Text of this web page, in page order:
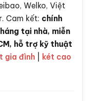
Welko, Việt
Cam kết: chính
tại nhà, miễn
hỗ trợ kỹ thuật
gia đình
két cao